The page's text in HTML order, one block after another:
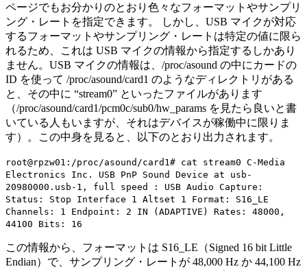
ページでもお分かりのとおり色々なフォーマットやサンプリ
ング・レートを指定できます。 しかし、USB マイクが対応
するフォーマットやサンプリング・レートは特定の値に限ら
れるため、これは USB マイクの情報から指定するしかあり
ません。USB マイクの情報は、/proc/asound の中にカードの
ID を使って /proc/asound/card1 のようなディレクトリがある
と、その中に “stream0” といったファイルがあります
（/proc/asound/card1/pcm0c/sub0/hw_params を見たら良いと書
いている人もいますが、それはデバイスが稼働中に限りま
す）。この中身を見ると、以下のとおり出力されます。
root@rpzw01:/proc/asound/card1# cat stream0 C-Media
Electronics Inc. USB PnP Sound Device at usb-
20980000.usb-1, full speed : USB Audio Capture:
Status: Stop Interface 1 Altset 1 Format: S16_LE
Channels: 1 Endpoint: 2 IN (ADAPTIVE) Rates: 48000,
44100 Bits: 16
この情報から、フォーマットは S16_LE（Signed 16 bit Little
Endian）で、サンプリング・レートが 48,000 Hz か 44,100 Hz